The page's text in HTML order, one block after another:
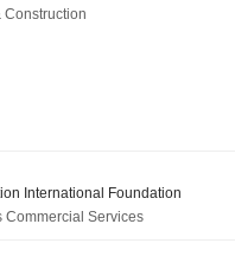
Construction
International Foundation
Commercial Services